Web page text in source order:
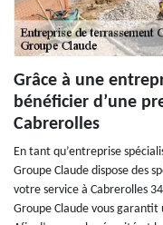
Grâce à une
bénéficier d’une
Cabrerolles
En tant qu’entreprise
Groupe Claude dispose des
votre service à Cabrerolles
Groupe Claude vous